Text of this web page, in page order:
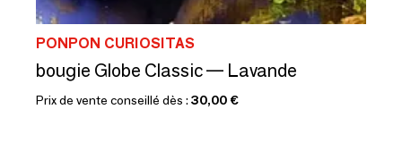
PONPON CURIOSITAS
bougie Globe Classic — Lavande
Prix de vente conseillé dès : 30,00 €